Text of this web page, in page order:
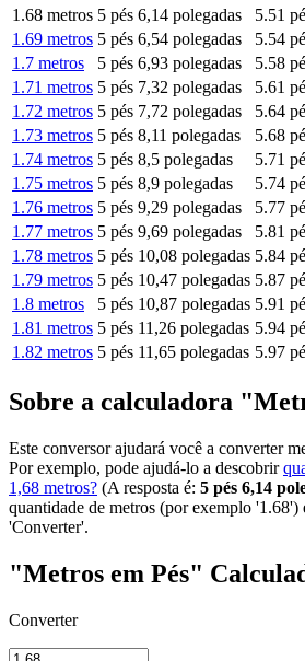
1.68 metros 5 pés 6,14 polegadas 5.51
1.69 metros 5 pés 6,54 polegadas 5.54
1.7 metros
5 pés 6,93 polegadas 5.58
1.71 metros 5 pés 7,32 polegadas 5.61
1.72 metros 5 pés 7,72 polegadas 5.64
1.73 metros 5 pés 8,11 polegadas 5.68
1.74 metros 5 pés 8,5 polegadas 5.71
1.75 metros 5 pés 8,9 polegadas 5.74
1.76 metros 5 pés 9,29 polegadas 5.77
1.77 metros 5 pés 9,69 polegadas 5.81
1.78 metros 5 pés 10,08 polegadas 5.84
1.79 metros 5 pés 10,47 polegadas 5.87
1.8 metros
5 pés 10,87 polegadas 5.91
1.81 metros 5 pés 11,26 polegadas 5.94
1.82 metros 5 pés 11,65 polegadas 5.97
Sobre a calculadora
Este conversor ajudará você a converter
Por exemplo, pode ajudá-lo a descobrir
1,68 metros? (A resposta é: 5 pés 6,14
quantidade de metros (por exemplo '1.68')
'Converter'.
"Metros em Pés"
Converter